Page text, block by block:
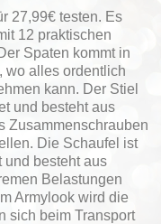
27,99€ testen. Es
12 praktischen
Spaten kommt in
wo alles ordentlich
kann. Der Stiel
und besteht aus
Zusammenschrauben
Die Schaufel ist
und besteht aus
Belastungen
Armylook wird die
sich beim Transport